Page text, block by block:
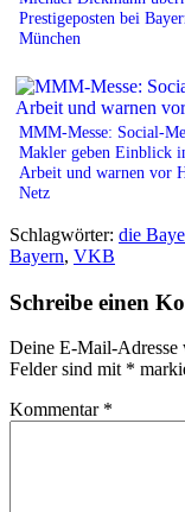
Prestigeposten bei
München
MMM-Messe: Social-
Makler geben Einblick
Arbeit und warnen vor
Netz
Schlagwörter: die
Bayern, VKB
Schreibe einen
Deine E-Mail-
Felder sind mit *
Kommentar *